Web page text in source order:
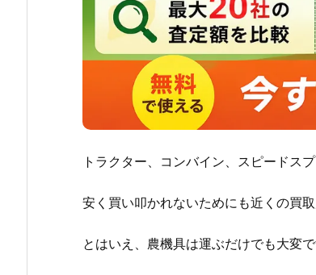
トラクター、コンバイン、スピードス
安く買い叩かれないためにも近くの買
とはいえ、農機具は運ぶだけでも大変